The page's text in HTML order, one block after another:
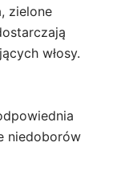
zielone
włosy.
niedoborów